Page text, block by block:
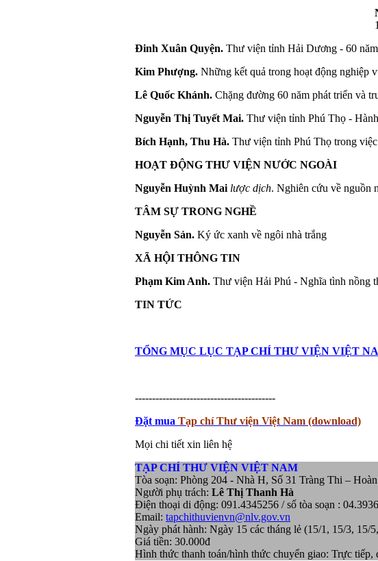
Đinh Xuân Quyện. Thư viện tỉnh Hải Dương - 60
Kim Phượng. Những kết quả trong hoạt động nghiệp
Lê Quốc Khánh. Chặng đường 60 năm phát triển và
Nguyễn Thị Tuyết Mai. Thư viện tỉnh Phú Thọ -
Bích Hạnh, Thu Hà. Thư viện tỉnh Phú Thọ trong
HOẠT ĐỘNG THƯ VIỆN NƯỚC NGOÀI
Nguyễn Huỳnh Mai lược dịch. Nghiên cứu về nguồn
TÂM SỰ TRONG NGHỀ
Nguyễn Sản. Ký ức xanh về ngôi nhà trắng
XÃ HỘI THÔNG TIN
Phạm Kim Anh. Thư viện Hải Phú - Nghĩa tình nồng
TIN TỨC
TỔNG MỤC LỤC TẠP CHÍ THƯ VIỆN VIỆT
-----------------------------------------
Đặt mua Tạp chí Thư viện Việt Nam (download)
Mọi chi tiết xin liên hệ
TẠP CHÍ THƯ VIỆN VIỆT NAM
Tòa soạn: Phòng 204 - Nhà H, Số 31 Tràng Thi –
Người phụ trách: Lê Thị Thanh Hà
Điện thoại di động: 091.4345256 / số tòa soạn :
Email: tapchithuvienvn@nlv.gov.vn
Ngày phát hành: Ngày 15 các tháng lẻ (15/1, 15/3, 15/
Giá tiền: 30.000đ
Hình thức thanh toán/hình thức chuyển giao: Trực tiếp,